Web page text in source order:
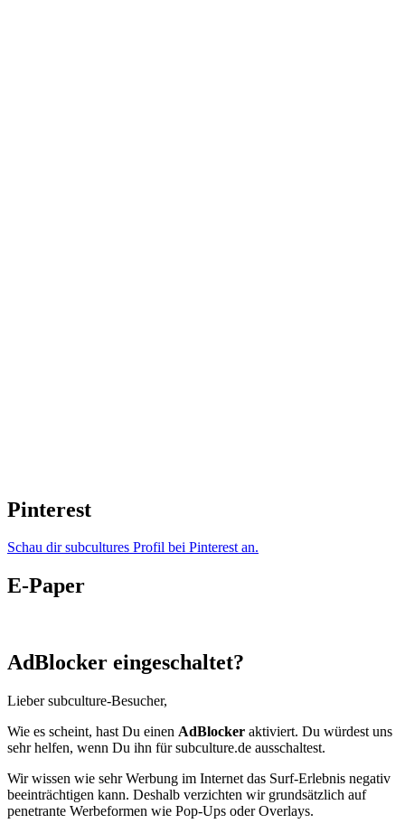
Pinterest
Schau dir subcultures Profil bei Pinterest an.
E-Paper
AdBlocker eingeschaltet?
Lieber subculture-Besucher,
Wie es scheint, hast Du einen AdBlocker aktiviert. Du würdest uns
sehr helfen, wenn Du ihn für subculture.de ausschaltest.
Wir wissen wie sehr Werbung im Internet das Surf-Erlebnis negativ
beeinträchtigen kann. Deshalb verzichten wir grundsätzlich auf
penetrante Werbeformen wie Pop-Ups oder Overlays.